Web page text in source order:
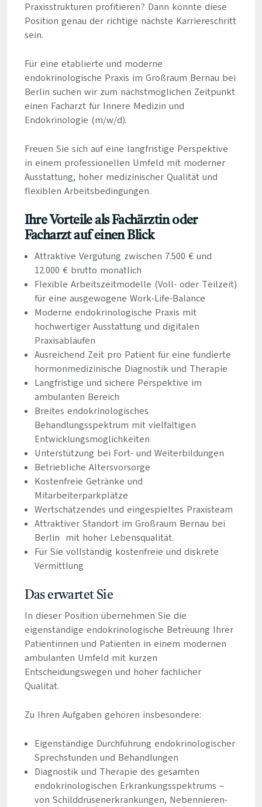
Praxisstrukturen profitieren? Dann könnte diese
Position genau der richtige nächste Karriereschritt
sein.
Für eine etablierte und moderne
endokrinologische Praxis im Großraum Bernau bei
Berlin suchen wir zum nächstmöglichen Zeitpunkt
einen Facharzt für Innere Medizin und
Endokrinologie (m/w/d).
Freuen Sie sich auf eine langfristige Perspektive
in einem professionellen Umfeld mit moderner
Ausstattung, hoher medizinischer Qualität und
flexiblen Arbeitsbedingungen.
Ihre Vorteile als Fachärztin oder
Facharzt auf einen Blick
Attraktive Vergütung zwischen 7.500 € und
12.000 € brutto monatlich
Flexible Arbeitszeitmodelle (Voll- oder Teilzeit)
für eine ausgewogene Work-Life-Balance
Moderne endokrinologische Praxis mit
hochwertiger Ausstattung und digitalen
Praxisabläufen
Ausreichend Zeit pro Patient für eine fundierte
hormonmedizinische Diagnostik und Therapie
Langfristige und sichere Perspektive im
ambulanten Bereich
Breites endokrinologisches
Behandlungsspektrum mit vielfältigen
Entwicklungsmöglichkeiten
Unterstützung bei Fort- und Weiterbildungen
Betriebliche Altersvorsorge
Kostenfreie Getränke und
Mitarbeiterparkplätze
Wertschätzendes und eingespieltes Praxisteam
Attraktiver Standort im Großraum Bernau bei
Berlin mit hoher Lebensqualität.
Für Sie vollständig kostenfreie und diskrete
Vermittlung
Das erwartet Sie
In dieser Position übernehmen Sie die
eigenständige endokrinologische Betreuung Ihrer
Patientinnen und Patienten in einem modernen
ambulanten Umfeld mit kurzen
Entscheidungswegen und hoher fachlicher
Qualität.
Zu Ihren Aufgaben gehören insbesondere:
Eigenständige Durchführung endokrinologischer
Sprechstunden und Behandlungen
Diagnostik und Therapie des gesamten
endokrinologischen Erkrankungsspektrums –
von Schilddrüsenerkrankungen, Nebennieren-